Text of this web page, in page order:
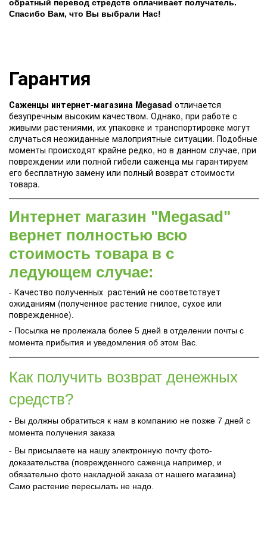
обратный перевод стредств оплачивает получатель.
Спасибо Вам, что Вы выбрали Нас!
Гарантия
Саженцы интернет-магазина Megasad отличается
безупречным высоким качеством. Однако, при работе с
живыми растениями, их упаковке и транспортировке могут
случаться неожиданные малоприятные ситуации. Подобные
моменты происходят крайне редко, но в данном случае, при
повреждении или полной гибели саженца мы гарантируем
его бесплатную замену или полный возврат стоимости
товара.
Интернет магазин "Megasad"
вернет полностью всю
стоимость товара в с
ледующем случае:
- Качество полученных растений не соответствует
ожиданиям (полученное растение гнилое, сухое или
поврежденное).
- Посылка не пролежала более 5 дней в отделении почты с
момента прибытия и уведомления об этом Вас.
Как получить возврат денежных
средств?
- Вы должны обратиться к нам в компанию не позже 7 дней с
момента получения заказа
- Вы присылаете на нашу электронную почту фото-
доказательства (поврежденного саженца например, и
обязательно фото накладной заказа от нашего магазина)
Само растение пересылать не надо.